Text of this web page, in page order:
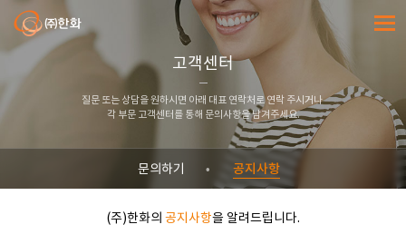
㈜한화 전체
고객센터
질문 또는 상담을 원하시면 아래 대표 연락처로 연락 주시거나
각 부문 고객센터를 통해 문의사항을 남겨주세요.
문의하기 공지사항
(주)한화의 공지사항을 알려드립니다.